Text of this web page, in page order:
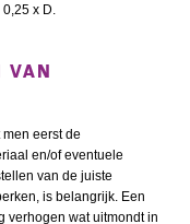
x D.
VAN
eerst de
en/of eventuele
van de juiste
is belangrijk. Een
verhogen wat uitmondt in